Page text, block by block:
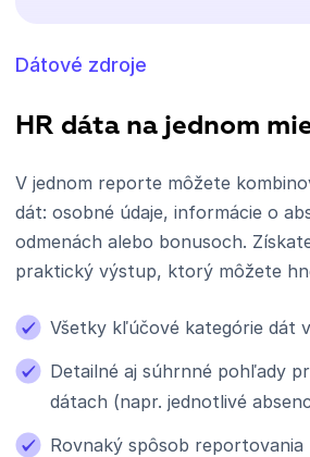
Dátové zdroje
HR dáta na jednom
V jednom reporte môžete
dát: osobné údaje, informácie o
odmenách alebo bonusoch.
praktický výstup, ktorý môžete
Všetky kľúčové kategórie dát
Detailné aj súhrnné pohľady
dátach (napr. jednotlivé
Rovnaký spôsob